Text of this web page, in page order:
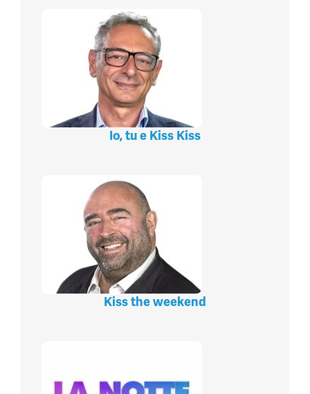
Io, tu e Kiss Kiss
Kiss the weekend